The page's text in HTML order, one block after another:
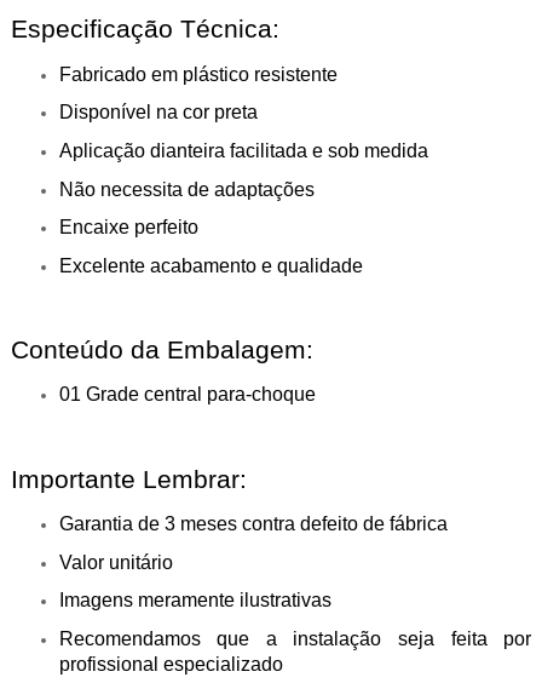
Especificação Técnica:
Fabricado em plástico resistente
Disponível na cor preta
Aplicação dianteira facilitada e sob medida
Não necessita de adaptações
Encaixe perfeito
Excelente acabamento e qualidade
Conteúdo da Embalagem:
01 Grade central para-choque
Importante Lembrar:
Garantia de 3 meses contra defeito de fábrica
Valor unitário
Imagens meramente ilustrativas
Recomendamos que a instalação seja feita por
profissional especializado